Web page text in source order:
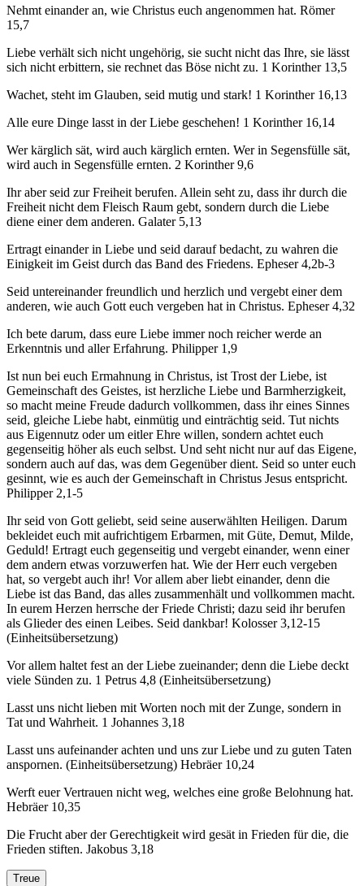
Nehmt einander an, wie Christus euch angenommen hat. Römer
15,7
Liebe verhält sich nicht ungehörig, sie sucht nicht das Ihre, sie lässt
sich nicht erbittern, sie rechnet das Böse nicht zu. 1 Korinther 13,5
Wachet, steht im Glauben, seid mutig und stark! 1 Korinther 16,13
Alle eure Dinge lasst in der Liebe geschehen! 1 Korinther 16,14
Wer kärglich sät, wird auch kärglich ernten. Wer in Segensfülle sät,
wird auch in Segensfülle ernten. 2 Korinther 9,6
Ihr aber seid zur Freiheit berufen. Allein seht zu, dass ihr durch die
Freiheit nicht dem Fleisch Raum gebt, sondern durch die Liebe
diene einer dem anderen. Galater 5,13
Ertragt einander in Liebe und seid darauf bedacht, zu wahren die
Einigkeit im Geist durch das Band des Friedens. Epheser 4,2b-3
Seid untereinander freundlich und herzlich und vergebt einer dem
anderen, wie auch Gott euch vergeben hat in Christus. Epheser 4,32
Ich bete darum, dass eure Liebe immer noch reicher werde an
Erkenntnis und aller Erfahrung. Philipper 1,9
Ist nun bei euch Ermahnung in Christus, ist Trost der Liebe, ist
Gemeinschaft des Geistes, ist herzliche Liebe und Barmherzigkeit,
so macht meine Freude dadurch vollkommen, dass ihr eines Sinnes
seid, gleiche Liebe habt, einmütig und einträchtig seid. Tut nichts
aus Eigennutz oder um eitler Ehre willen, sondern achtet euch
gegenseitig höher als euch selbst. Und seht nicht nur auf das Eigene,
sondern auch auf das, was dem Gegenüber dient. Seid so unter euch
gesinnt, wie es auch der Gemeinschaft in Christus Jesus entspricht.
Philipper 2,1-5
Ihr seid von Gott geliebt, seid seine auserwählten Heiligen. Darum
bekleidet euch mit aufrichtigem Erbarmen, mit Güte, Demut, Milde,
Geduld! Ertragt euch gegenseitig und vergebt einander, wenn einer
dem andern etwas vorzuwerfen hat. Wie der Herr euch vergeben
hat, so vergebt auch ihr! Vor allem aber liebt einander, denn die
Liebe ist das Band, das alles zusammenhält und vollkommen macht.
In eurem Herzen herrsche der Friede Christi; dazu seid ihr berufen
als Glieder des einen Leibes. Seid dankbar! Kolosser 3,12-15
(Einheitsübersetzung)
Vor allem haltet fest an der Liebe zueinander; denn die Liebe deckt
viele Sünden zu. 1 Petrus 4,8 (Einheitsübersetzung)
Lasst uns nicht lieben mit Worten noch mit der Zunge, sondern in
Tat und Wahrheit. 1 Johannes 3,18
Lasst uns aufeinander achten und uns zur Liebe und zu guten Taten
anspornen. (Einheitsübersetzung) Hebräer 10,24
Werft euer Vertrauen nicht weg, welches eine große Belohnung hat.
Hebräer 10,35
Die Frucht aber der Gerechtigkeit wird gesät in Frieden für die, die
Frieden stiften. Jakobus 3,18
Treue